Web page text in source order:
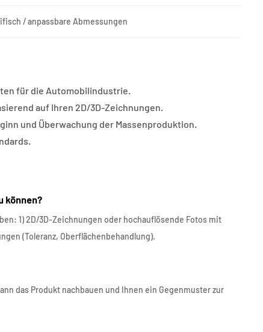
/ anpassbare Abmessungen
für die Automobilindustrie.
auf Ihren 2D/3D-Zeichnungen.
und Überwachung der Massenproduktion.
können?
1) 2D/3D-Zeichnungen oder hochauflösende Fotos mit
(Toleranz, Oberflächenbehandlung).
das Produkt nachbauen und Ihnen ein Gegenmuster zur